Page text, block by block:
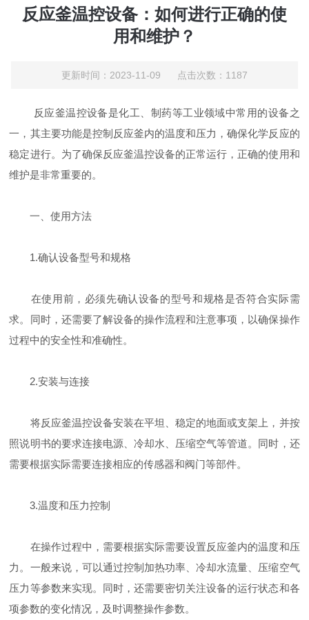
反应釜温控设备：如何进行正确的使
用和维护？
更新时间：2023-11-09 点击次数：1187
反应釜温控设备是化工、制药等工业领域中常用的设备之
一，其主要功能是控制反应釜内的温度和压力，确保化学反应的
稳定进行。为了确保反应釜温控设备的正常运行，正确的使用和
维护是非常重要的。
一、使用方法
1.确认设备型号和规格
在使用前，必须先确认设备的型号和规格是否符合实际需
求。同时，还需要了解设备的操作流程和注意事项，以确保操作
过程中的安全性和准确性。
2.安装与连接
将反应釜温控设备安装在平坦、稳定的地面或支架上，并按
照说明书的要求连接电源、冷却水、压缩空气等管道。同时，还
需要根据实际需要连接相应的传感器和阀门等部件。
3.温度和压力控制
在操作过程中，需要根据实际需要设置反应釜内的温度和压
力。一般来说，可以通过控制加热功率、冷却水流量、压缩空气
压力等参数来实现。同时，还需要密切关注设备的运行状态和各
项参数的变化情况，及时调整操作参数。